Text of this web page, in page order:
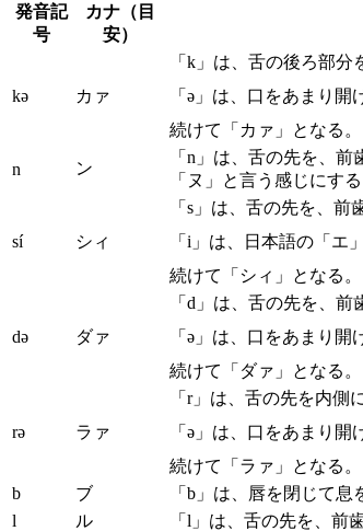
発音記
号
カナ（目
安）
kə カァ
「k」は、舌の後ろ部
「ə」は、口をあまり開
続けて「カァ」となる。
n ン
「n」は、舌の先を、
「ヌ」と言う感じにする
sí シィ
「s」は、舌の先を、
「i」は、日本語の「エ
続けて「シィ」となる。
də ダァ
「d」は、舌の先を、
「ə」は、口をあまり開
続けて「ダァ」となる。
rə ラァ
「r」は、舌の先を内側
「ə」は、口をあまり開
続けて「ラァ」となる。
b
ブ
「b」は、唇を閉じて
l
ル
「l」は、舌の先を、前